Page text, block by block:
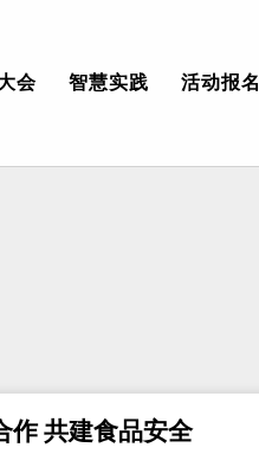
会 智慧实践 活动报名
作 共建食品安全